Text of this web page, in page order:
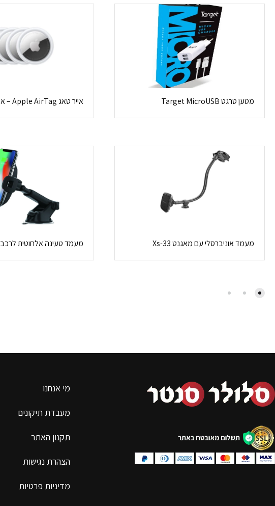
מטען טרגט Target MicroUSB אייר טאג Apple AirTag – ארבע יחידות
מעמד אוניברסלי עם מאגנט Xs-33 מעמד טעינה אלחוטית לרכב XW30
מי אנחנו
מעבדת תיקונים
תקנון האתר
הצהרת נגישות
מדיניות פרטיות